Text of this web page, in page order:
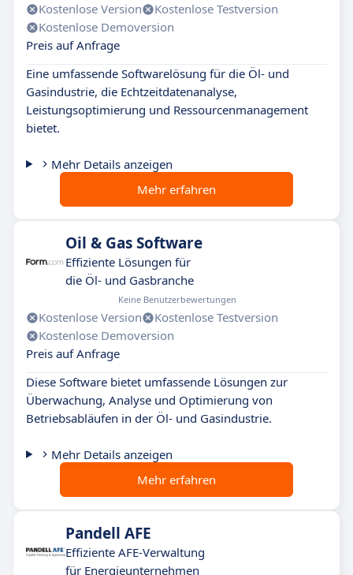
Kostenlose Version
Kostenlose Testversion
Kostenlose Demoversion
Preis auf Anfrage
Eine umfassende Softwarelösung für die Öl- und
Gasindustrie, die Echtzeitdatenanalyse,
Leistungsoptimierung und Ressourcenmanagement
bietet.
Mehr Details anzeigen
Mehr erfahren
Oil & Gas Software
Effiziente Lösungen für
die Öl- und Gasbranche
Keine Benutzerbewertungen
Kostenlose Version
Kostenlose Testversion
Kostenlose Demoversion
Preis auf Anfrage
Diese Software bietet umfassende Lösungen zur
Überwachung, Analyse und Optimierung von
Betriebsabläufen in der Öl- und Gasindustrie.
Mehr Details anzeigen
Mehr erfahren
Pandell AFE
Effiziente AFE-Verwaltung
für Energieunternehmen